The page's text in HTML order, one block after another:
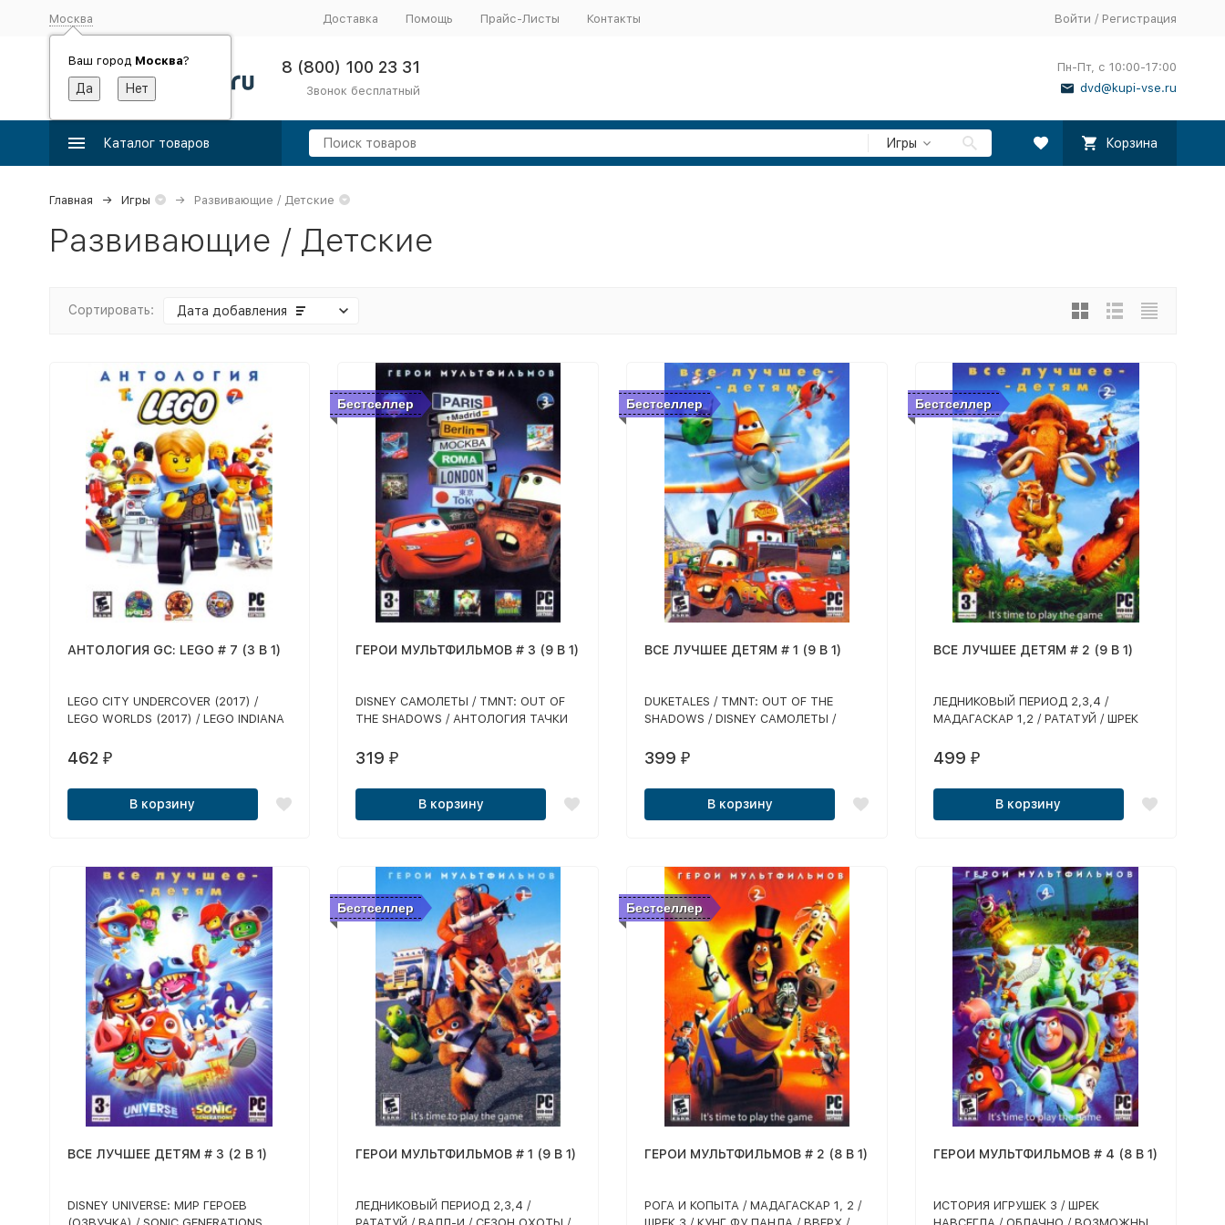
Москва
Ваш город Москва?
Доставка Помощь Прайс-Листы Контакты Войти / Регистрация
8 (800) 100 23 31
Звонок бесплатный
Пн-Пт, с 10:00-17:00
dvd@kupi-vse.ru
Каталог товаров Игры Корзина
Главная Игры Развивающие / Детские
Развивающие / Детские
Сортировать: Дата добавления
АНТОЛОГИЯ GC: LEGO # 7 (3 В 1)
LEGO CITY UNDERCOVER (2017) /
LEGO WORLDS (2017) / LEGO INDIANA
462 ₽
В корзину
Бестселлер
ГЕРОИ МУЛЬТФИЛЬМОВ # 3 (9 В 1)
DISNEY САМОЛЕТЫ / TMNT: OUT OF
THE SHADOWS / АНТОЛОГИЯ ТАЧКИ
НОВЫЙ СЕЗОН) / АЛИСА В СТРАНЕ
МИССИЯ ДАРВИНА
319₽
В корзину
Бестселлер
ВСЕ ЛУЧШЕЕ ДЕТЯМ # 1 (9 В 1)
DUKETALES / TMNT: OUT OF THE
SHADOWS / DISNEY САМОЛЕТЫ /
HARRY POTTER И ДАРЫ СМЕРТИ
/ ГАРФИЛД 2 / BRAID
399 ₽
В корзину
Бестселлер
ВСЕ ЛУЧШЕЕ ДЕТЯМ # 2 (9 В 1)
ЛЕДНИКОВЫЙ ПЕРИОД 2,3,4 /
МАДАГАСКАР 1,2 / РАТАТУЙ / ШРЕК
ОСАДКИ В ВИДЕ ФРИКАДЕЛЕК /
499 ₽
В корзину
ВСЕ ЛУЧШЕЕ ДЕТЯМ # 3 (2 В 1)
DISNEY UNIVERSE: МИР ГЕРОЕВ
(ОЗВУЧКА) / SONIC GENERATIONS
Бестселлер
ГЕРОИ МУЛЬТФИЛЬМОВ # 1 (9 В 1)
ЛЕДНИКОВЫЙ ПЕРИОД 2,3,4 /
РАТАТУЙ / ВАЛЛ-И / СЕЗОН ОХОТЫ /
Бестселлер
ГЕРОИ МУЛЬТФИЛЬМОВ # 2 (8 В 1)
РОГА И КОПЫТА / МАДАГАСКАР 1, 2 /
ШРЕК 3 / КУНГ ФУ ПАНДА / ВВЕРХ /
ГЕРОИ МУЛЬТФИЛЬМОВ # 4 (8 В 1)
ИСТОРИЯ ИГРУШЕК 3 / ШРЕК
НАВСЕГДА / ОБЛАЧНО / ВОЗМОЖНЫ